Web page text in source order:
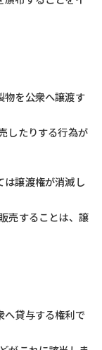
物を公衆へ譲渡す
したりする行為が
は譲渡権が消滅し
売することは、譲
へ貸与する権利で